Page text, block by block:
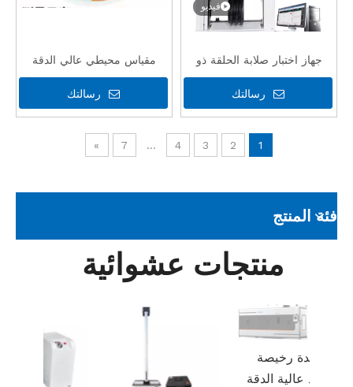
مقياس محيطي عالي الدقة
ورخيص لقياس أقطار الأنابيب
(مسطرة π)
رسالتك
فيديو
جهاز اختبار صلابة الحلقة ذو
الجودة العالية والدقة العالية مع
شهادة CEرسالتك
1
2
3
4
...
7
»
فئة المنتج
منتجات عشوائية
نوعية جيدة رخيصة
سعر جيد عالية الدقة